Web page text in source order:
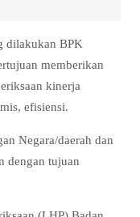
dilakukan BPK
memberikan
kinerja
efisiensi.
Negara/daerah dan
dengan tujuan